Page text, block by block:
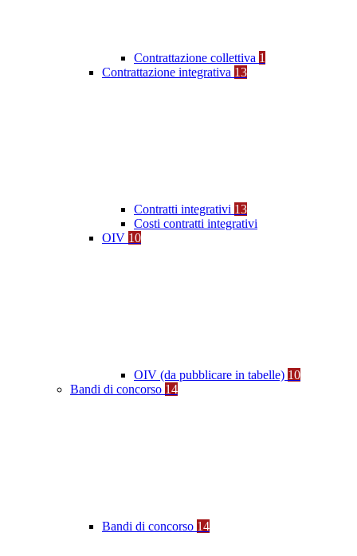
Contrattazione collettiva 1
Contrattazione integrativa 13
Contratti integrativi 13
Costi contratti integrativi
OIV 10
OIV (da pubblicare in tabelle) 10
Bandi di concorso 14
Bandi di concorso 14